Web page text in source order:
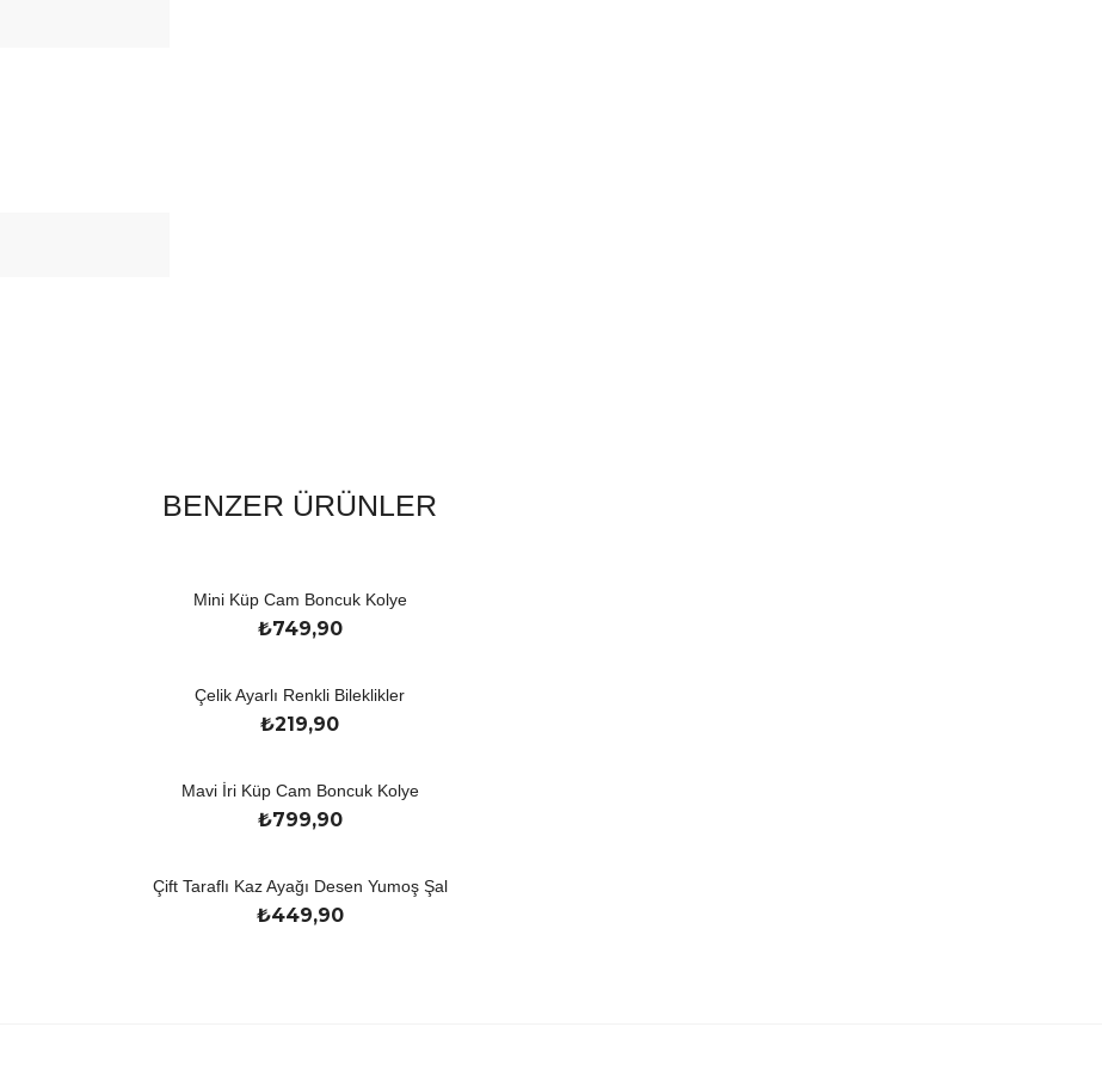
BENZER ÜRÜNLER
Mini Küp Cam Boncuk Kolye
₺749,90
Çelik Ayarlı Renkli Bileklikler
₺219,90
Mavi İri Küp Cam Boncuk Kolye
₺799,90
Çift Taraflı Kaz Ayağı Desen Yumoş Şal
₺449,90